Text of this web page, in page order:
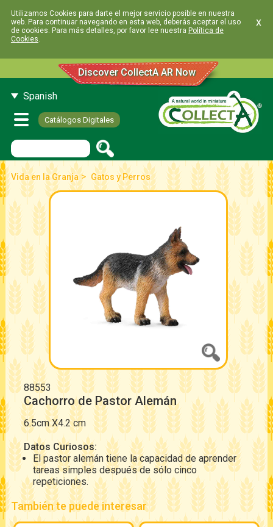
Utilizamos Cookies para darte el mejor servicio posible en nuestra
web. Para continuar navegando en esta web, deberás aceptar el uso
de cookies. Para más detalles, por favor lee nuestra Política de
Cookies.
x
Discover CollectA AR Now
Spanish
Catálogos Digitales
Vida en la Granja> Gatos y Perros
88553
Cachorro de Pastor Alemán
6.5cm X4.2 cm
Datos Curiosos:
El pastor alemán tiene la capacidad de aprender
tareas simples después de sólo cinco
repeticiones.
También te puede interesar